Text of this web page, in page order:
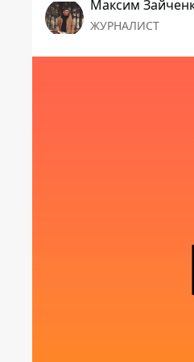
Максим
ЖУРНАЛИСТ